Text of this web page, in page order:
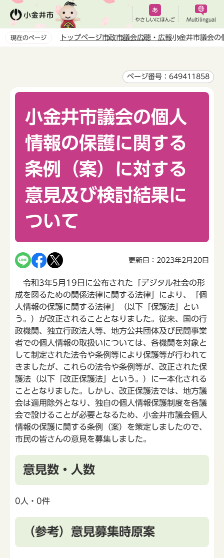
ペ
やさしいにほんご Multilingual
現在のページ トップページ市政市議会広聴・広報小金井市議会の
ページ番号：649411858
小金井市議会の個人
情報の保護に関する
条例（案）に対する
意見及び検討結果に
ついて
更新日：2023年2月20日
令和3年5月19日に公布された「デジタル社会の形
成を図るための関係法律に関する法律」により、「個
人情報の保護に関する法律」（以下「保護法」とい
う。）が改正されることとなりました。従来、国の行
政機関、独立行政法人等、地方公共団体及び民間事業
者での個人情報の取扱いについては、各機関を対象と
して制定された法令や条例等により保護等が行われて
きましたが、これらの法令や条例等が、改正された保
護法（以下「改正保護法」という。）に一本化される
こととなりました。しかし、改正保護法では、地方議
会は適用除外となり、独自の個人情報保護制度を各議
会で設けることが必要となるため、小金井市議会個人
情報の保護に関する条例（案）を策定しましたので、
市民の皆さんの意見を募集しました。
意見数・人数
0人・0件
（参考）意見募集時原案